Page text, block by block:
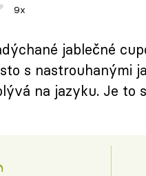
9x
jablečné
s nastrouhanými
na jazyku. Je to